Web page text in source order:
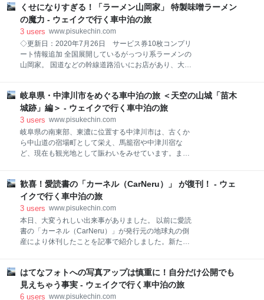
に来てくれた方により多くの記事を見てもらえるかも
という期待もあります。過去の記事をすぐに探せると
いう便利さもあります。 完成した記事一覧表ページ こ
てみることにしました。 車中泊で使用している車は普
通の軽自動車で、FFヒーターなどの装備もなく、寒さ
対策としては、基本は重ね着などの「防寒」になりま
す。しかし、防寒だけでは限界がありそうなので、思
い切って、大容量電源＋暖房器具を導入することにし
ました。 今回、導入したのは「suaoki製ポータブル電
るのか試してみたので、紹介したいと思います。 大容
量ポータブル電源 PS5B 選んだ理由 スペック どのく
らい使えるの？ 使用方法 付属品 充電方法 自動車での
くせになりすぎる！「ラーメン山岡家」 特製味噌ラーメン
の魔力 - ウェイクで行く車中泊の旅
3 users www.pisukechin.com
◇更新日：2020年7月26日 サービス券10枚コンプリ
ート情報追加 全国展開しているがっつり系ラーメンの
山岡家。 国道などの幹線道路沿いにお店があり、大型
で、深夜でも活動している人にとっては、ありがたい
ラーメン屋です。 15年ぐらい前に初めて行ってから、
その味にはまってしまいました。無性にたべたくなる
中毒性があります。大はまりしているときは、週一で
行っていたかもしれません。いまでも、月一で必ず通
っています。 今回は山岡家のラーメンの中で、これし
ラーメン？ 特製味噌ラーメン 待望のラーメン到着 ス
ープは超濃厚こってり 麺は極太 普通の味噌ラーメンと
の違い ネギマヨチャーシュー丼 完食、ごちそうさまで
岐阜県・中津川市をめぐる車中泊の旅 ＜天空の山城「苗木
城跡」編＞ - ウェイクで行く車中泊の旅
3 users www.pisukechin.com
岐阜県の南東部、東濃に位置する中津川市は、古くか
ら中山道の宿場町として栄え、馬籠宿や中津川宿な
ど、現在も観光地として賑わいをみせています。ま
き観光スポットになっています。自然豊かな地域でも
あり、付知峡（つけちきょう）の不動の滝など、その
迫力に圧倒されてしまいます。 今回は、歴史、自然豊
かな中津川市を、車中泊の旅で巡ってみましたので紹
介したいと思います。 天空の山城「苗木城跡」編 苗木
城跡について アクセス方法 天守展望台に向け、いざ出
台に到着 苗木遠山史料館 施設情報 展示内容 まとめ 合
わせて読みたい ◆中山道「馬籠宿」編はこちら ◆ 付
知峡「不動の滝」、夕森公園「龍神の滝」、 そして車
歓喜！愛読書の「カーネル（CarNeru）」 が復刊！ - ウェ
イクで行く車中泊の旅
3 users www.pisukechin.com
本日、大変うれしい出来事がありました。 以前に愛読
書の「カーネル（CarNeru）」が発行元の地球丸の倒
産により休刊したことを記事で紹介しました。新たな
「おお！願いが届いた！やったー！」 あまりの歓喜に
自分でもびっくりです。 今回の出来事であるカーネル
の休刊から復刊までの経緯を紹介したいと思います。
はてなフォトへの写真アップは慎重に！自分だけ公開でも
見えちゃう事実 - ウェイクで行く車中泊の旅
6 users www.pisukechin.com